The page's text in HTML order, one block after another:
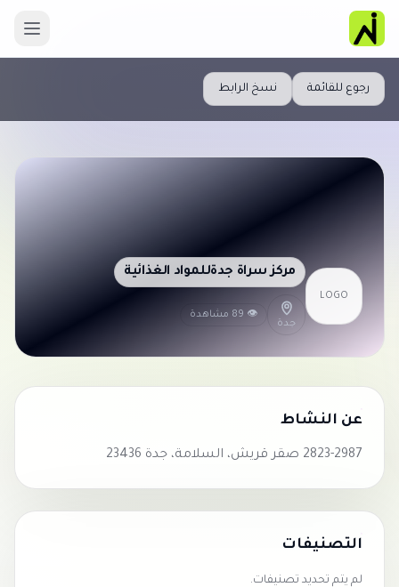
رجوع للقائمة نسخ الرابط
LOGO
مركز سراة جدةللمواد الغذائية
جدة
👁 89 مشاهدة
عن النشاط
2823-2987 صقر قريش، السلامة، جدة 23436
التصنيفات
لم يتم تحديد تصنيفات.